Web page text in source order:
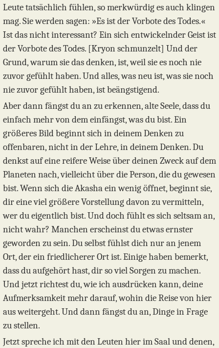
Leute tatsächlich fühlen, so merkwürdig es auch klingen
mag. Sie werden sagen: »Es ist der Vorbote des Todes.«
Ist das nicht interessant? Ein sich entwickelnder Geist ist
der Vorbote des Todes. [Kryon schmunzelt] Und der
Grund, warum sie das denken, ist, weil sie es noch nie
zuvor gefühlt haben. Und alles, was neu ist, was sie noch
nie zuvor gefühlt haben, ist beängstigend.
Aber dann fängst du an zu erkennen, alte Seele, dass du
einfach mehr von dem einfängst, was du bist. Ein
größeres Bild beginnt sich in deinem Denken zu
offenbaren, nicht in der Lehre, in deinem Denken. Du
denkst auf eine reifere Weise über deinen Zweck auf dem
Planeten nach, vielleicht über die Person, die du gewesen
bist. Wenn sich die Akasha ein wenig öffnet, beginnt sie,
dir eine viel größere Vorstellung davon zu vermitteln,
wer du eigentlich bist. Und doch fühlt es sich seltsam an,
nicht wahr? Manchen erscheinst du etwas ernster
geworden zu sein. Du selbst fühlst dich nur an jenem
Ort, der ein friedlicherer Ort ist. Einige haben bemerkt,
dass du aufgehört hast, dir so viel Sorgen zu machen.
Und jetzt richtest du, wie ich ausdrücken kann, deine
Aufmerksamkeit mehr darauf, wohin die Reise von hier
aus weitergeht. Und dann fängst du an, Dinge in Frage
zu stellen.
Jetzt spreche ich mit den Leuten hier im Saal und denen,